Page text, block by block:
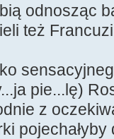
odnosząc
też
pie...lę)
z
pojechałyby